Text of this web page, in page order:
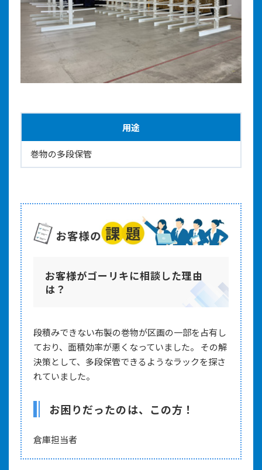
用途
巻物の多段保管
お客様がゴーリキに相談した理由
は？
段積みできない布製の巻物が区画の一部を占有し
ており、面積効率が悪くなっていました。 その解
決策として、多段保管できるようなラックを探さ
れていました。
お困りだったのは、この方！
倉庫担当者